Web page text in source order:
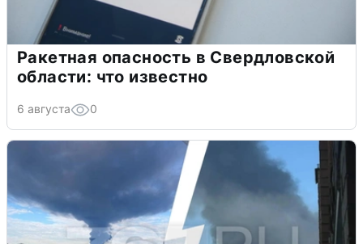
Ракетная опасность в Свердловской
области: что известно
6 августа 0